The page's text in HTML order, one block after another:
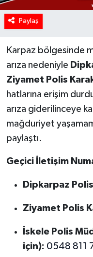
Paylaş
Karpaz bölgesinde
arıza nedeniyle
Ziyamet Polis
hatlarına erişim
arıza giderilinceye
mağduriyet
paylaştı.
Geçici İletişim
Dipkarpaz
Ziyamet Polis
İskele Polis
için): 0548 811